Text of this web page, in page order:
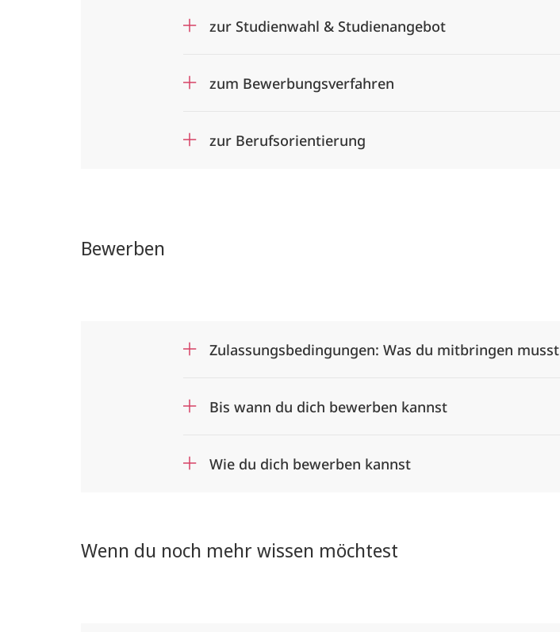
zur Studienwahl & Studienangebot
zum Bewerbungsverfahren
zur Berufsorientierung
Bewerben
Zulassungsbedingungen: Was du mitbringen musst
Bis wann du dich bewerben kannst
Wie du dich bewerben kannst
Wenn du noch mehr wissen möchtest